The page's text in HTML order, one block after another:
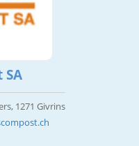
SA
1271 Givrins